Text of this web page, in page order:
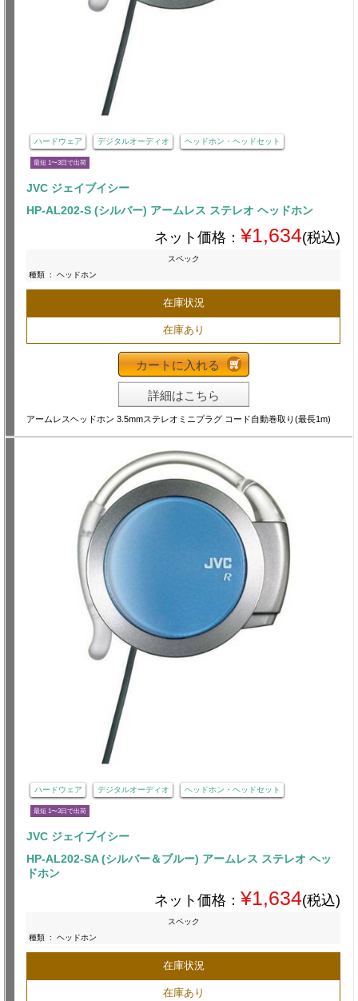
ハードウェア デジタルオーディオ ヘッドホン・ヘッドセット
最短 1〜3日で出荷
JVC ジェイブイシー
HP-AL202-S (シルバー) アームレス ステレオ ヘッドホン
ネット価格： ¥1,634(税込)
スペック
種類 : ヘッドホン
在庫状況
在庫あり
カートに入れる
詳細はこちら
アームレスヘッドホン 3.5mmステレオミニプラグ コード自動巻取り(最長1m)
ハードウェア デジタルオーディオ ヘッドホン・ヘッドセット
最短 1〜3日で出荷
JVC ジェイブイシー
HP-AL202-SA (シルバー＆ブルー) アームレス ステレオ ヘッ
ドホン
ネット価格： ¥1,634(税込)
スペック
種類 : ヘッドホン
在庫状況
在庫あり